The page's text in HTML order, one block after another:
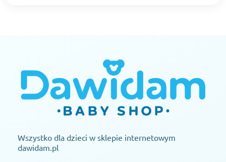
Wszystko dla dzieci w sklepie internetowym
dawidam.pl